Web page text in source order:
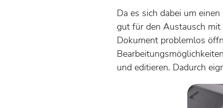
Da es sich dabei um
gut für den Austausch
Dokument problemlos
und editieren. Dadurch